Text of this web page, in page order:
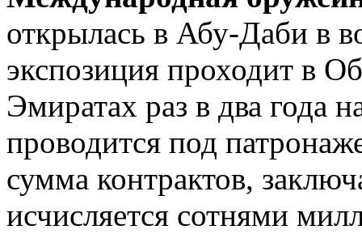
открылась в Абу-Даби в
экспозиция проходит в
Эмиратах раз в два года
проводится под
сумма контрактов,
исчисляется сотнями